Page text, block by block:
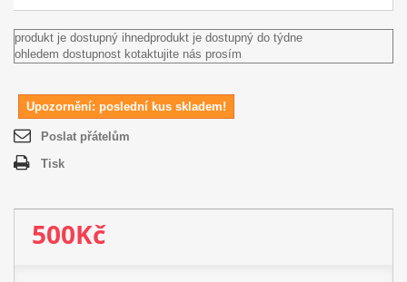
produkt je dostupný ihnedprodukt je dostupný do týdne
ohledem dostupnost kotaktujite nás prosím
Upozornění: poslední kus skladem!
Poslat přátelům
Tisk
500Kč